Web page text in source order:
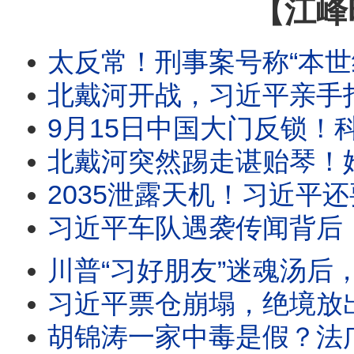
【江
太反常！刑事案号称“本世纪最低”却要全国扫黑？习近平突发“1年全国内斗令”！抓
北戴河开战，习近平亲手打造的“紫金酒窖”被砸！五中全会前元老派断习的粮草，
9月15日中国大门反锁！科技人才不准出境，来去自由，中国大门永远敞开承诺成
北戴河突然踢走谌贻琴！她曾坐镇习近平730票全票大会、捧出贵州脱
2035泄露天机！习近平还要干九年？医疗承诺烂尾
习近平车队遇袭传闻背后：军委名单一夜消失，习近平落入权
川普“习好朋友”迷魂汤后，美军2026西太SQUAD四方合围，中共围台战略已成泡影； 美海岸巡
习近平票仓崩塌，绝境放出胡死讯；温家宝率元老反
胡锦涛一家中毒是假？法广辟谣突遭404！习迎“汪东兴时刻”？爆蔡奇将交中办大权！河